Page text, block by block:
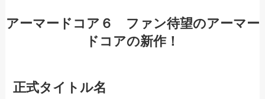
アーマードコア６ ファン待望のアーマー
ドコアの新作！
正式タイトル名